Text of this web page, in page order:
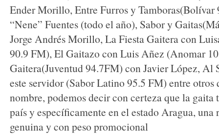
Ender Morillo, Entre Furros y
“Nene” Fuentes (todo el año), Sabor y
Jorge Andrés Morillo, La Fiesta Gaitera con
90.9 FM), El Gaitazo con Luis Añez (Anomar
Gaitera(Juventud 94.7FM) con Javier López, Al
este servidor (Sabor Latino 95.5 FM) entre otros
nombre, podemos decir con certeza que la gaita
país y específicamente en el estado Aragua, una
genuina y con peso promocional